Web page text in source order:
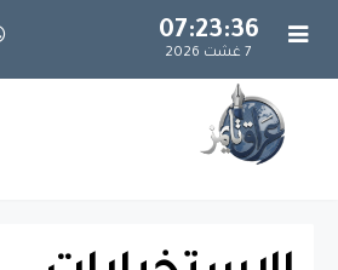
07:23:37
7 غشت 2026